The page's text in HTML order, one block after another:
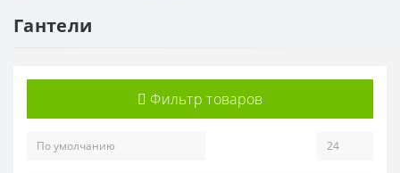
Гантели
Фильтр товаров